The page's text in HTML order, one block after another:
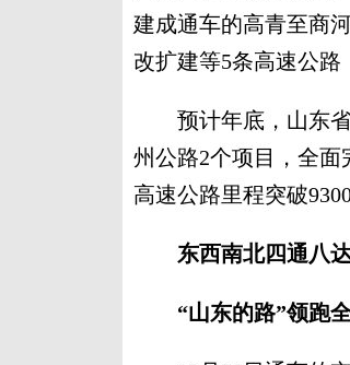
建成通车的高青至商
改扩建等5条高速公路
预计年底，山东省
州公路2个项目，全
高速公路里程突破9300
东西南北四通八
“山东的路”领跑